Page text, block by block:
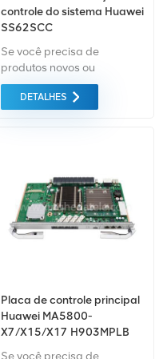
controle do sistema Huawei
SS62SCC
Se você precisa de
produtos novos ou
renovados, leva em
consideração garantia
apenas equipamentos de
fornecido ao melhor preço
possível.
DETALHES
Placa de controle principal
Huawei MA5800-
X7/X15/X17 H903MPLB
Se você precisa de